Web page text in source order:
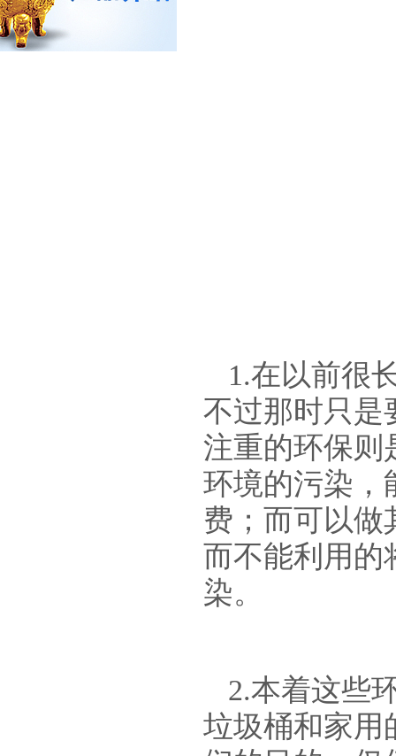
1.在以前很
不过那时只是
注重的环保则
环境的污染，
费；而可以做
而不能利用的
染。
2.本着这些
垃圾桶和家用